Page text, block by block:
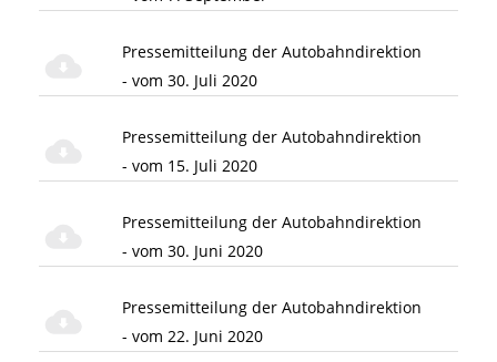
Pressemitteilung der Autobahndirektion
- vom 30. Juli 2020
Pressemitteilung der Autobahndirektion
- vom 15. Juli 2020
Pressemitteilung der Autobahndirektion
- vom 30. Juni 2020
Pressemitteilung der Autobahndirektion
- vom 22. Juni 2020